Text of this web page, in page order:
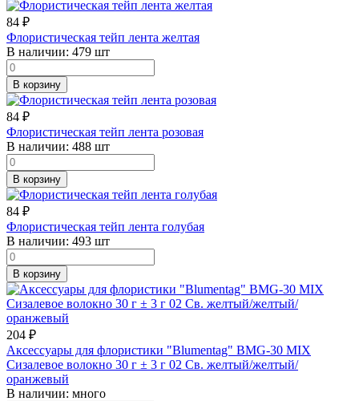
84 ₽
Флористическая тейп лента желтая
В наличии: 479 шт
В корзину
84 ₽
Флористическая тейп лента розовая
В наличии: 488 шт
В корзину
84 ₽
Флористическая тейп лента голубая
В наличии: 493 шт
В корзину
204 ₽
Аксессуары для флористики "Blumentag" BMG-30 MIX
Сизалевое волокно 30 г ± 3 г 02 Св. желтый/желтый/
оранжевый
В наличии: много